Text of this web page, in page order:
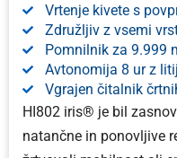
Vrtenje kivete s
Združljiv z vsemi
Pomnilnik za 9.999
Avtonomija 8 ur z
Vgrajen čitalnik
HI802 iris® je bil
natančne in ponovljive